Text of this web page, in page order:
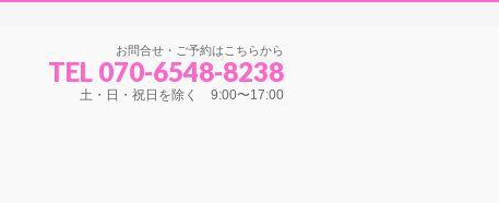
お問合せ・ご予約はこちらから
TEL 070-6548-8238
土・日・祝日を除く 9:00〜17:00